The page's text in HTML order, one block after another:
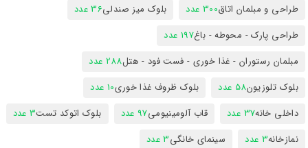
طراحی و مبلمان اتاق300 عدد بلوک میز صندلی36 عدد
طراحی پارک - محوطه - باغ197 عدد
مبلمان رستوران - غذا خوری - فست فود - هتل288 عدد
بلوک تلوزیون58 عدد بلوک ظروف غذا خوری10 عدد
داخلی خانه37 عدد قاب آلومینیومی97 عدد بلوک اتوکد تست3 عدد
نمازخانه3 عدد سینمای خانگی3 عدد